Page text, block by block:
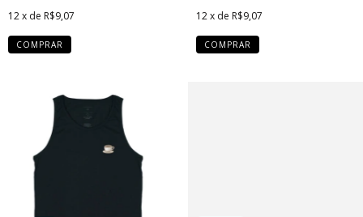
12x de R$9,07
COMPRAR
12 x de R$9,07
COMPRAR